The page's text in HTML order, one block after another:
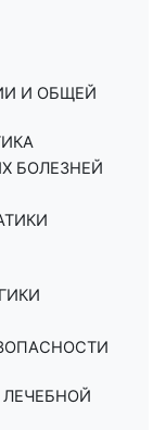
И ОБЩЕЙ
БОЛЕЗНЕЙ